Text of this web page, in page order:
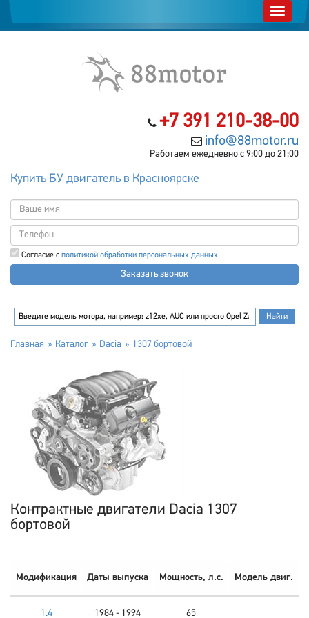
+7 391 210-38-00
info@88motor.ru
Работаем ежедневно с 9:00 до 21:00
Купить БУ двигатель в Красноярске
Согласие с политикой обработки персональных данных
Заказать звонок
Главная Каталог Dacia 1307 бортовой
Контрактные двигатели Dacia 1307
бортовой
Модификация Даты выпуска Мощность, л.с. Модель двиг.
1.4 1984 - 1994 65